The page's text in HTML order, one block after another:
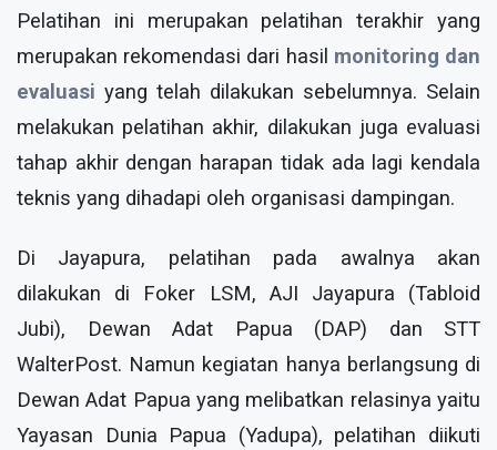
Pelatihan ini merupakan pelatihan terakhir yang
merupakan rekomendasi dari hasil monitoring dan
evaluasi yang telah dilakukan sebelumnya. Selain
melakukan pelatihan akhir, dilakukan juga evaluasi
tahap akhir dengan harapan tidak ada lagi kendala
teknis yang dihadapi oleh organisasi dampingan.
Di Jayapura, pelatihan pada awalnya akan
dilakukan di Foker LSM, AJI Jayapura (Tabloid
Jubi), Dewan Adat Papua (DAP) dan STT
WalterPost. Namun kegiatan hanya berlangsung di
Dewan Adat Papua yang melibatkan relasinya yaitu
Yayasan Dunia Papua (Yadupa), pelatihan diikuti